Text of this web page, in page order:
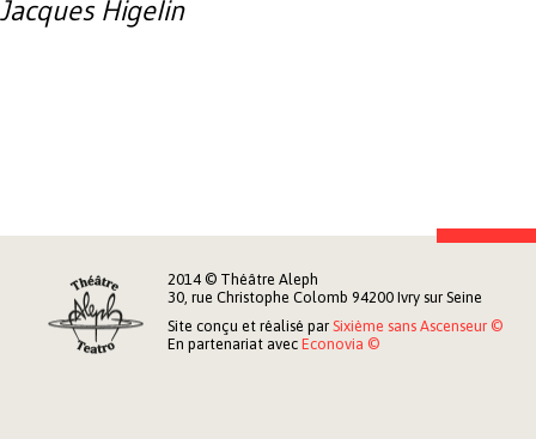
Jacques Higelin
2014 © Théâtre Aleph
30, rue Christophe Colomb 94200 Ivry sur Seine
Site conçu et réalisé par Sixième sans Ascenseur ©
En partenariat avec Econovia ©